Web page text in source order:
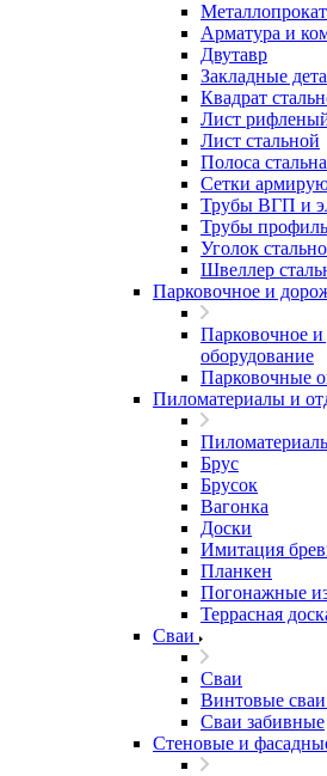
Металлопрокат
Арматура и
Двутавр
Закладные
Квадрат
Лист
Лист стальной
Полоса
Сетки
Трубы ВГП и
Трубы
Уголок
Швеллер
Парковочное и
Парковочное
оборудование
Парковочные
Пиломатериалы и
Брус
Брусок
Вагонка
Доски
Имитация
Планкен
Погонажные
Террасная
Сваи
Сваи
Винтовые
Сваи забивные
Стеновые и